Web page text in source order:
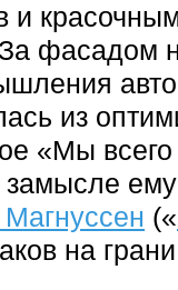
и
фасадом
из
«Мы
замысле
(«
на